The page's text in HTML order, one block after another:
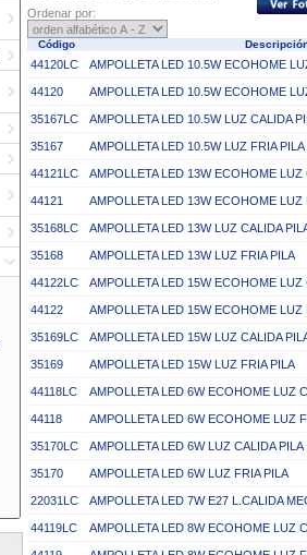
Ordenar por:
Código
44120LC AMPOLLETA LED 10.5W ECOHOME
44120 AMPOLLETA LED 10.5W ECOHOME
35167LC AMPOLLETA LED 10.5W LUZ CALIDA
35167 AMPOLLETA LED 10.5W LUZ FRIA PILA
44121LC AMPOLLETA LED 13W ECOHOME LUZ
44121 AMPOLLETA LED 13W ECOHOME LUZ
35168LC AMPOLLETA LED 13W LUZ CALIDA
35168 AMPOLLETA LED 13W LUZ FRIA PILA
44122LC AMPOLLETA LED 15W ECOHOME LUZ
44122 AMPOLLETA LED 15W ECOHOME LUZ
35169LC AMPOLLETA LED 15W LUZ CALIDA
35169 AMPOLLETA LED 15W LUZ FRIA PILA
44118LC AMPOLLETA LED 6W ECOHOME LUZ
44118 AMPOLLETA LED 6W ECOHOME LUZ
35170LC AMPOLLETA LED 6W LUZ CALIDA PILA
35170 AMPOLLETA LED 6W LUZ FRIA PILA
22031LC AMPOLLETA LED 7W E27 L.CALIDA
44119LC AMPOLLETA LED 8W ECOHOME LUZ